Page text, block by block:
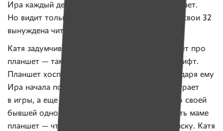
Ира каждый день учится писать и подолгу читает.
Но видит только крупный шрифт, а потому в свои 32
вынуждена читать сказки.
Катя задумчиво морщится, а потом вспоминает про
планшет — там можно установит крупный шрифт.
Планшет хоспис подарил Ире недавно. Благодаря ему
Ира начала пользоваться вайбером, на нем играет
в игры, а еще — стала общаться в соцсетях со своей
бывшей одногруппницей. Ира не любит давать маме
планшет — чтобы случайно не прочла переписку. Катя